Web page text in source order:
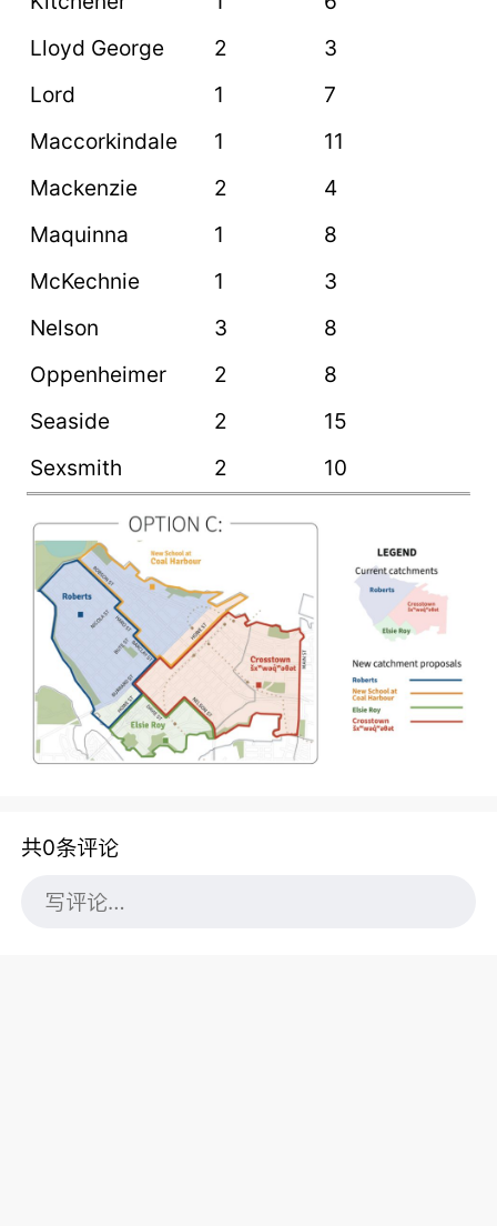
Lloyd George
2
3
Lord
1
7
Maccorkindale
1
11
Mackenzie
2
4
Maquinna
1
8
McKechnie
1
3
Nelson
3
8
Oppenheimer
2
8
Seaside
2
15
Sexsmith
2 10
共0条评论